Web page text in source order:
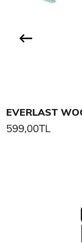
599,00TL